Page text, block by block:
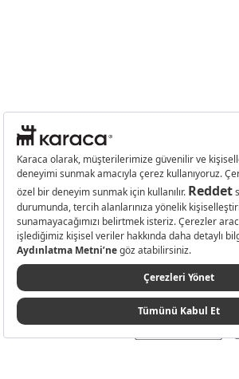
Ödeme
Websitesinde kullanılan bazı görseller yapay zekâ